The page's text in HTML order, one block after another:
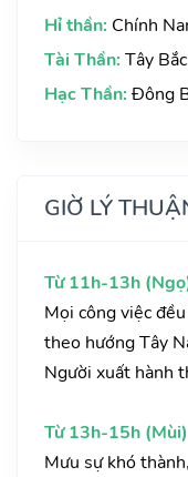
Hỉ thần: Chính
Tài Thần: Tây Bắc
Hạc Thần: Đông
GIỜ LÝ
Từ 11h-13h
Mọi công việc
theo hướng Tây
Người xuất hành
Từ 13h-15h
Mưu sự khó